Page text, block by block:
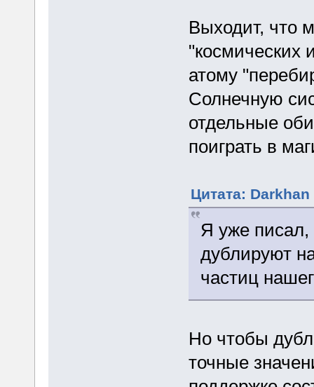
Выходит, что
"космических
атому
Солнечную
отдельные
поиграть в
Цитата:
Я уже писал,
дублируют
частиц
Но чтобы
точные